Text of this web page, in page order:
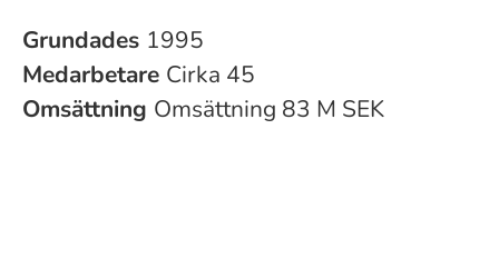
Grundades 1995
Medarbetare Cirka 45
Omsättning Omsättning 83 M SEK